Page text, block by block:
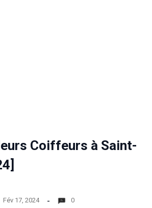
Coiffeurs à Saint-
Fév 17, 2024 0